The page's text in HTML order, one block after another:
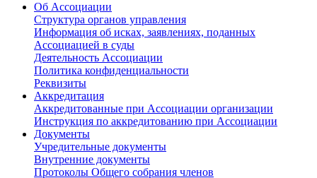
Об Ассоциации
Структура органов управления
Информация об исках, заявлениях, поданных
Ассоциацией в суды
Деятельность Ассоциации
Политика конфиденциальности
Реквизиты
Аккредитация
Аккредитованные при Ассоциации организации
Инструкция по аккредитованию при Ассоциации
Документы
Учредительные документы
Внутренние документы
Протоколы Общего собрания членов